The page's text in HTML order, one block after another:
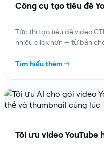
Công cụ tạo tiêu đề
Tức thì tạo tiêu đề video
nhiều click hơn — từ bản
Tìm hiểu thêm
Tối ưu video YouTube